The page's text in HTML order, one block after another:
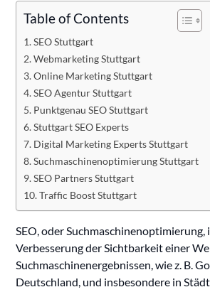
Table of Contents
SEO Stuttgart
Webmarketing Stuttgart
Online Marketing Stuttgart
SEO Agentur Stuttgart
Punktgenau SEO Stuttgart
Stuttgart SEO Experts
Digital Marketing Experts Stuttgart
Suchmaschinenoptimierung Stuttgart
SEO Partners Stuttgart
Traffic Boost Stuttgart
SEO, oder Suchmaschinenoptimierung,
Verbesserung der Sichtbarkeit einer
Suchmaschinenergebnissen, wie z. B.
Deutschland, und insbesondere in